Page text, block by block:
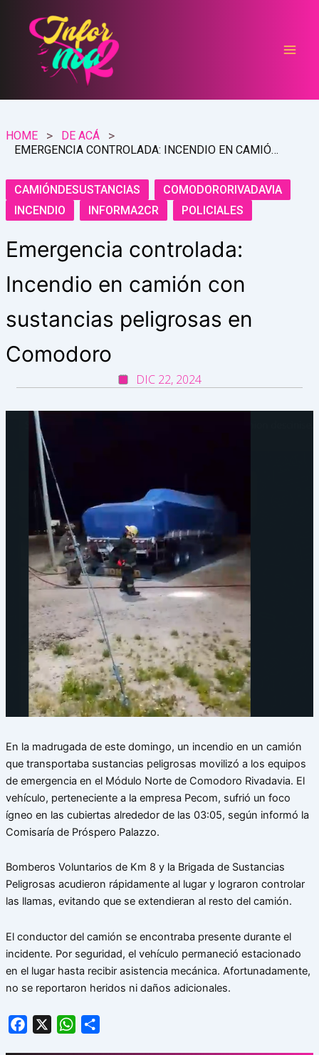
contenido
HOME
DE ACÁ
EMERGENCIA CONTROLADA: INCENDIO EN CAMIÓN CON SUSTANCIAS PELIGROSAS EN COMODORO
CAMIÓNDESUSTANCIAS
COMODORORIVADAVIA
INCENDIO
INFORMA2CR POLICIALES
Emergencia controlada:
Incendio en camión con
sustancias peligrosas en
Comodoro
DIC 22, 2024
En la madrugada de este domingo, un incendio en un camión
que transportaba sustancias peligrosas movilizó a los equipos
de emergencia en el Módulo Norte de Comodoro Rivadavia. El
vehículo, perteneciente a la empresa Pecom, sufrió un foco
ígneo en las cubiertas alrededor de las 03:05, según informó la
Comisaría de Próspero Palazzo.
Bomberos Voluntarios de Km 8 y la Brigada de Sustancias
Peligrosas acudieron rápidamente al lugar y lograron controlar
las llamas, evitando que se extendieran al resto del camión.
El conductor del camión se encontraba presente durante el
incidente. Por seguridad, el vehículo permaneció estacionado
en el lugar hasta recibir asistencia mecánica. Afortunadamente,
no se reportaron heridos ni daños adicionales.
Facebook WhatsApp